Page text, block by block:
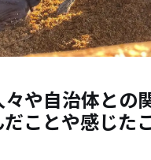
や自治体との
ことや感じた